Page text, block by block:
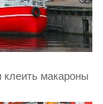
клеить макароны